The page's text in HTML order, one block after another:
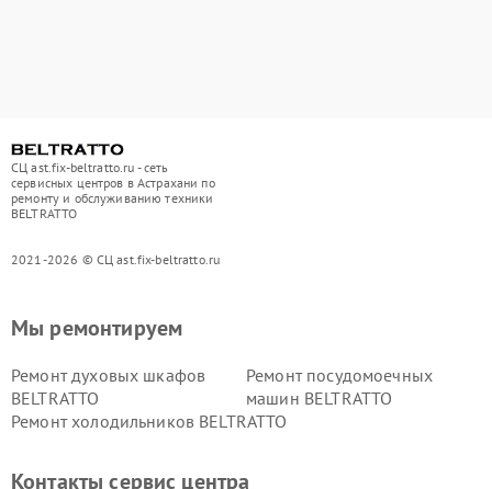
СЦ ast.fix-beltratto.ru - сеть
сервисных центров в Астрахани по
ремонту и обслуживанию техники
BELTRATTO
2021-2026 © СЦ ast.fix-beltratto.ru
Мы ремонтируем
Ремонт духовых шкафов
BELTRATTO
Ремонт посудомоечных
машин BELTRATTO
Ремонт холодильников BELTRATTO
Контакты сервис центра